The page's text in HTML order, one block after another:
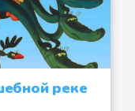
реке